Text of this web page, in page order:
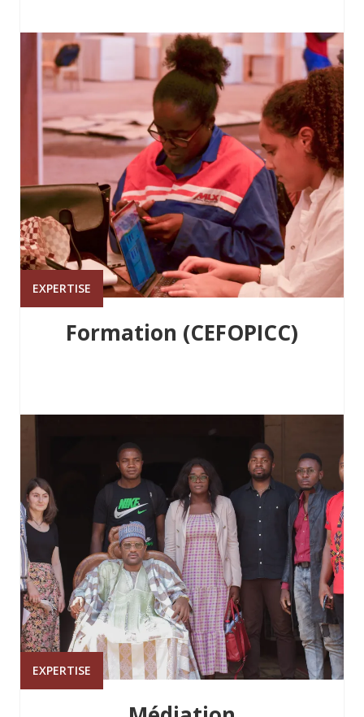
EXPERTISE
Formation (CEFOPICC)
EXPERTISE